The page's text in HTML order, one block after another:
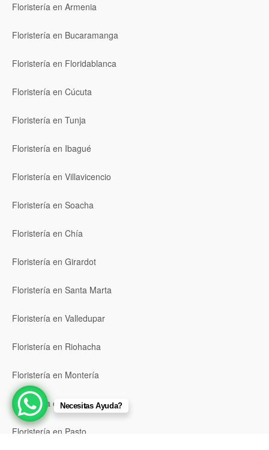
Floristería en Armenia
Floristería en Bucaramanga
Floristería en Floridablanca
Floristería en Cúcuta
Floristería en Tunja
Floristería en Ibagué
Floristería en Villavicencio
Floristería en Soacha
Floristería en Chía
Floristería en Girardot
Floristería en Santa Marta
Floristería en Valledupar
Floristería en Riohacha
Floristería en Montería
Floristería en Sincelejo
Floristería en Pasto
Necesitas Ayuda?